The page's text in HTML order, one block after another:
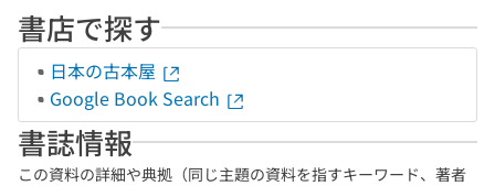
書店で探す
日本の古本屋
Google Book Search
書誌情報
この資料の詳細や典拠（同じ主題の資料を指すキーワード、著者